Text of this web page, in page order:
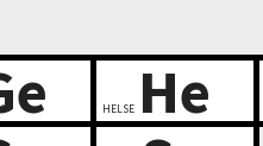
He
HELSE